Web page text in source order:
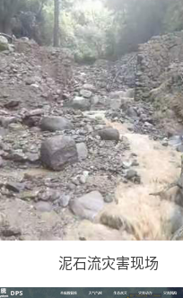
泥石流灾害现场